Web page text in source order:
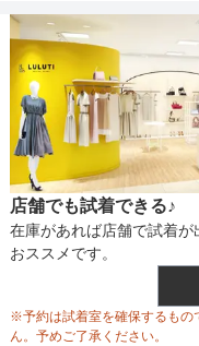
店舗でも試着できる♪
在庫があれば店舗で試着
おススメです。
※予約は試着室を確保するもの
ん。予めご了承ください。